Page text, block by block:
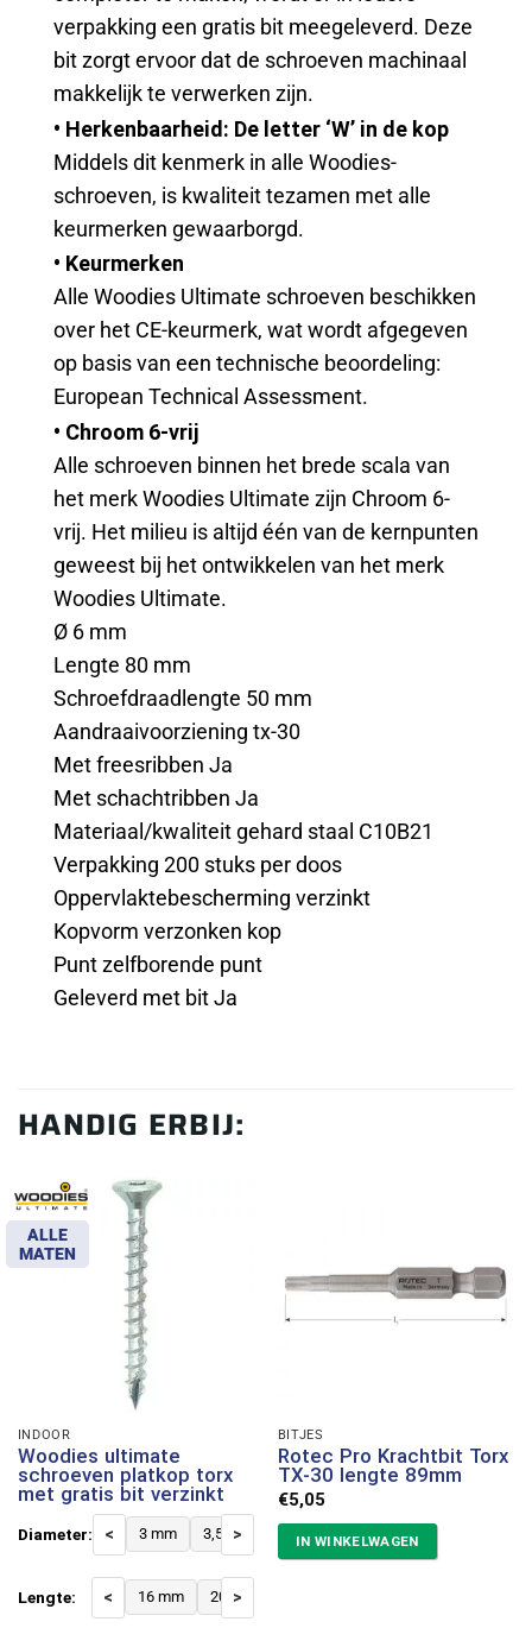
verpakking een gratis bit meegeleverd. Deze
bit zorgt ervoor dat de schroeven machinaal
makkelijk te verwerken zijn.
• Herkenbaarheid: De letter ‘W’ in de kop
Middels dit kenmerk in alle Woodies-
schroeven, is kwaliteit tezamen met alle
keurmerken gewaarborgd.
• Keurmerken
Alle Woodies Ultimate schroeven beschikken
over het CE-keurmerk, wat wordt afgegeven
op basis van een technische beoordeling:
European Technical Assessment.
• Chroom 6-vrij
Alle schroeven binnen het brede scala van
het merk Woodies Ultimate zijn Chroom 6-
vrij. Het milieu is altijd één van de kernpunten
geweest bij het ontwikkelen van het merk
Woodies Ultimate.
Ø 6 mm
Lengte 80 mm
Schroefdraadlengte 50 mm
Aandraaivoorziening tx-30
Met freesribben Ja
Met schachtribben Ja
Materiaal/kwaliteit gehard staal C10B21
Verpakking 200 stuks per doos
Oppervlaktebescherming verzinkt
Kopvorm verzonken kop
Punt zelfborende punt
Geleverd met bit Ja
HANDIG ERBIJ:
ALLE
MATEN
INDOOR
Woodies ultimate
schroeven platkop torx
met gratis bit verzinkt
Diameter: < 3 mm 3,5 mm 4 mm 4,5 mm
>
Lengte: < 16 mm 20 mm
>
BITJES
Rotec Pro Krachtbit Torx
TX-30 lengte 89mm
€5,05
IN WINKELWAGEN